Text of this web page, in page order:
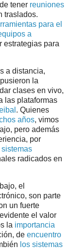
tener reuniones
traslados.
para el
a
estrategias para
a distancia,
la
clases en vivo,
las plataformas
. Quienes
años, vimos
pero además
por
radicados en
el
son parte
un fuerte
el valor
la importancia
de encuentro
los sistemas